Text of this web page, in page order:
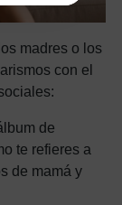
madres o los
con el
de
te refieres a
de mamá y